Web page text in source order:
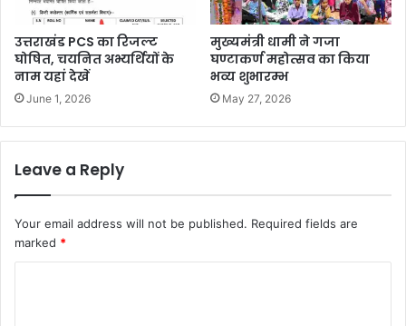
उत्तराखंड PCS का रिजल्ट
घोषित, चयनित अभ्यर्थियों के
नाम यहां देखें
June 1, 2026
मुख्यमंत्री धामी ने गजा
घण्टाकर्ण महोत्सव का किया
भव्य शुभारम्भ
May 27, 2026
Leave a Reply
Your email address will not be published. Required fields are
marked *